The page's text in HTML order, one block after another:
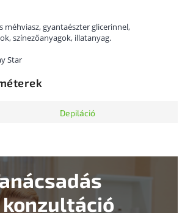
méhviasz, gyantaészter glicerinnel,
színezőanyagok, illatanyag.
Star
Depiláció
konzultáció